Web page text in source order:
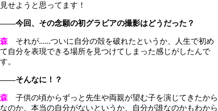
見せようと思ってます！
――今回、その念願の初グラビアの撮影はどうだった？
森 それが......ついに自分の殻を破れたというか、人生で初め
て自分を表現できる場所を見つけてしまった感じがしたんで
す。
――そんなに！？
森 子供の頃からずっと先生や両親が望む子を演じてきたから
なのか、本当の自分がないというか、自分が誰なのかもわから